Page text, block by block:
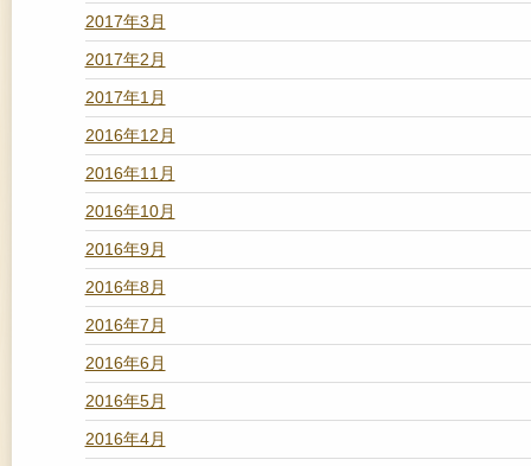
2017年3月
2017年2月
2017年1月
2016年12月
2016年11月
2016年10月
2016年9月
2016年8月
2016年7月
2016年6月
2016年5月
2016年4月